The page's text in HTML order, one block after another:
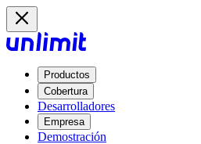
Productos
Cobertura
Desarrolladores
Empresa
Demostración